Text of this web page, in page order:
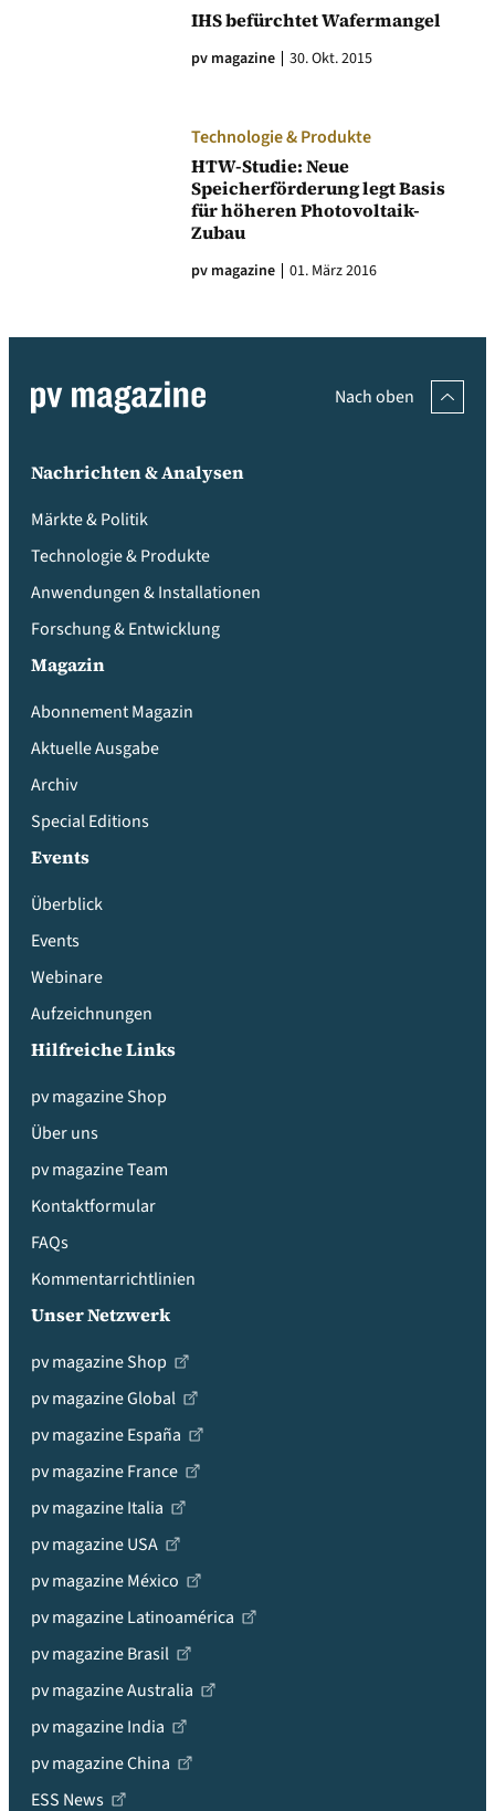
IHS befürchtet Wafermangel
pv magazine 30. Okt. 2015
Technologie & Produkte
HTW-Studie: Neue
Speicherförderung legt Basis
für höheren Photovoltaik-
Zubau
pv magazine 01. März 2016
Nach oben
Nachrichten & Analysen
Märkte & Politik
Technologie & Produkte
Anwendungen & Installationen
Forschung & Entwicklung
Magazin
Abonnement Magazin
Aktuelle Ausgabe
Archiv
Special Editions
Events
Überblick
Events
Webinare
Aufzeichnungen
Hilfreiche Links
pv magazine Shop
Über uns
pv magazine Team
Kontaktformular
FAQs
Kommentarrichtlinien
Unser Netzwerk
pv magazine Shop
pv magazine Global
pv magazine España
pv magazine France
pv magazine Italia
pv magazine USA
pv magazine México
pv magazine Latinoamérica
pv magazine Brasil
pv magazine Australia
pv magazine India
pv magazine China
ESS News